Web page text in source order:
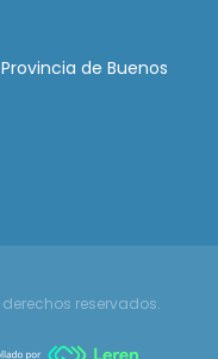
de Buenos
reservados.